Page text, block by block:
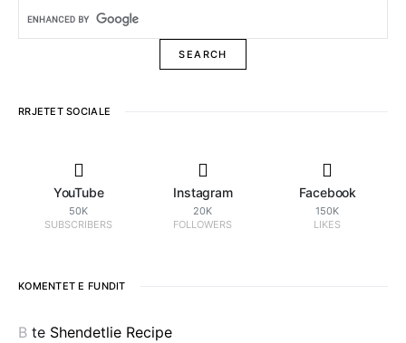
RRJETET SOCIALE
YouTube
50K
SUBSCRIBERS
Instagram
20K
FOLLOWERS
Facebook
150K
LIKES
KOMENTET E FUNDIT
B te Shendetlie Recipe